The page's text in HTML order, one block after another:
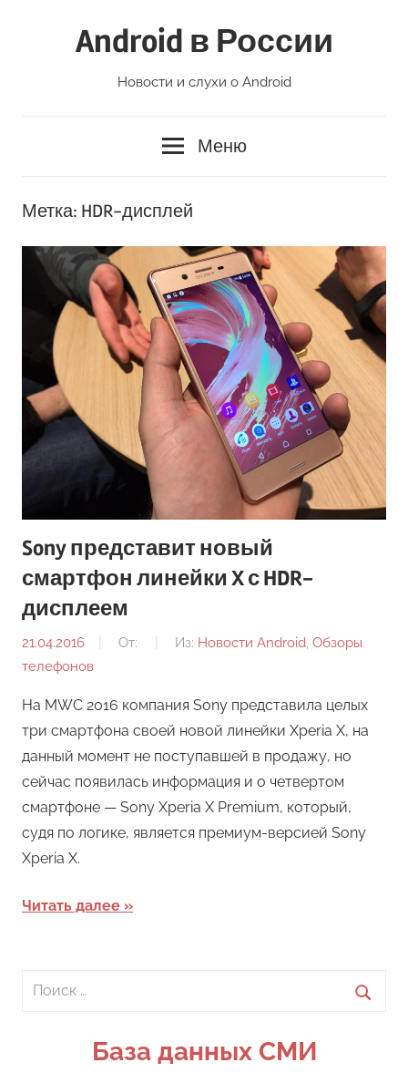
Android в России
Новости и слухи о Android
Меню
Метка: HDR-дисплей
Sony представит новый
смартфон линейки X с HDR-
дисплеем
21.04.2016 От: Из: Новости Android, Обзоры
телефонов
На MWC 2016 компания Sony представила целых
три смартфона своей новой линейки Xperia X, на
данный момент не поступавшей в продажу, но
сейчас появилась информация и о четвертом
смартфоне — Sony Xperia X Premium, который,
судя по логике, является премиум-версией Sony
Xperia X.
Читать далее
Поиск
База данных СМИ